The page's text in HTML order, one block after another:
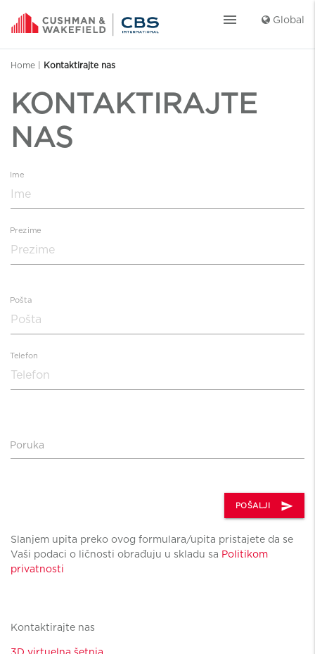
menu Global
Home Kontaktirajte nas
KONTAKTIRAJTE
NAS
Ime
Prezime
Pošta
Telefon
Poruka
POŠALJI send
Slanjem upita preko ovog formulara/upita pristajete da se
Vaši podaci o ličnosti obrađuju u skladu sa Politikom
privatnosti
Kontaktirajte nas